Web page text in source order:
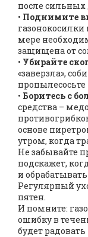
после
• Поднимите
газонокосилки
мере
защищена от
• Убирайте
«заверзла»,
пропылесосьте
• Боритесь с
средства –
основе
утром, когда
Не забывайте
подскажет,
и
Регулярный
пятен.
И помните:
ошибку в
будет радовать